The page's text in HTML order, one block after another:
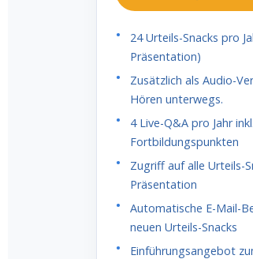
24 Urteils-Snacks pro
Präsentation)
Zusätzlich als Audio-
Hören unterwegs.
4 Live-Q&A pro Jahr
Fortbildungspunkten
Zugriff auf alle Urteils-
Präsentation
Automatische E-Mail-
neuen Urteils-Snacks
Einführungsangebot